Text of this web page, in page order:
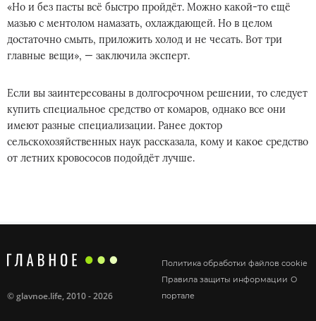
«Но и без пасты всё быстро пройдёт. Можно какой-то ещё
мазью с ментолом намазать, охлаждающей. Но в целом
достаточно смыть, приложить холод и не чесать. Вот три
главные вещи», — заключила эксперт.
Если вы заинтересованы в долгосрочном решении, то следует
купить специальное средство от комаров, однако все они
имеют разные специализации. Ранее доктор
сельскохозяйственных наук рассказала, кому и какое средство
от летних кровососов подойдёт лучше.
Политика обработки файлов cookie
Правила защиты информации О
портале
©glavnoe.life, 2010 - 2026